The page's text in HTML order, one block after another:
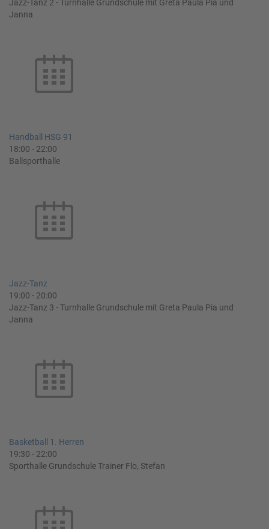
Jazz-Tanz 2 - Turnhalle Grundschule mit Greta Paula Pia und
Janna
Handball HSG 91
18:00 - 22:00
Ballsporthalle
Jazz-Tanz
19:00 - 20:00
Jazz-Tanz 3 - Turnhalle Grundschule mit Greta Paula Pia und
Janna
Basketball 1. Herren
19:30 - 22:00
Sporthalle Grundschule Trainer Flo, Stefan